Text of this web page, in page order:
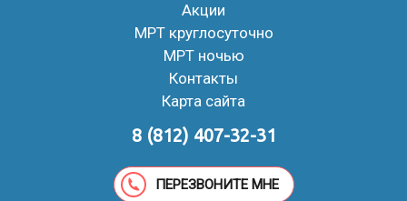
Акции
МРТ круглосуточно
МРТ ночью
Контакты
Карта сайта
8 (812) 407-32-31
ПЕРЕЗВОНИТЕ МНЕ